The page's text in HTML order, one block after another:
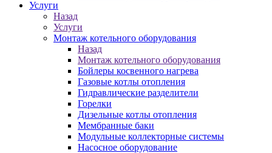
Услуги
Назад
Услуги
Монтаж котельного оборудования
Назад
Монтаж котельного оборудования
Бойлеры косвенного нагрева
Газовые котлы отопления
Гидравлические разделители
Горелки
Дизельные котлы отопления
Мембранные баки
Модульные коллекторные системы
Насосное оборудование